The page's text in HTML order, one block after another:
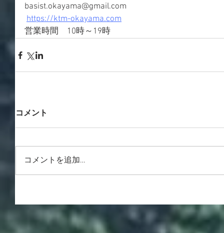
basist.okayama@gmail.com
https://ktm-okayama.com
営業時間　10時～19時
コメント
コメントを追加…